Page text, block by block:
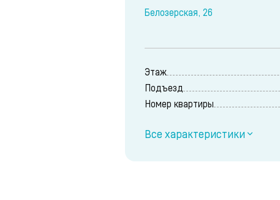
Белозерская, 26
Этаж
Подъезд
Номер квартиры
Все характеристики